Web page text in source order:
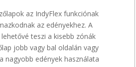
az IndyFlex funkciónak
az edényekhez. A
teszi a kisebb zónák
jobb vagy bal oldalán vagy
nagyobb edények használata